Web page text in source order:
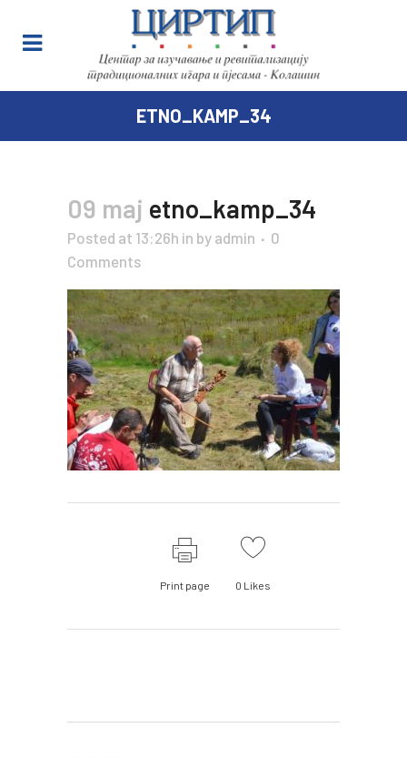
ETNO_KAMP_34
09 maj etno_kamp_34
Posted at 13:26h in by admin
0
Comments
Print page 0 Likes